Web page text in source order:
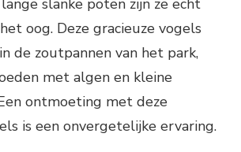
slanke poten zijn ze echt
oog. Deze gracieuze vogels
de zoutpannen van het park,
met algen en kleine
ontmoeting met deze
is een onvergetelijke ervaring.